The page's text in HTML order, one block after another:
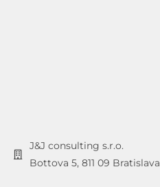
J&J consulting s.r.o.
Bottova 5, 811 09 Bratislava